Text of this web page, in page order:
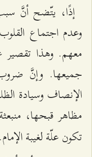
إذًا، يتّضح أنَّ
وعدم اجتماع
معهم. وهذا تقصير
جميعها. وإنَّ
الإنصاف وسيادة
مظاهر قبحها،
تكون علّة لغيبة الإمام.